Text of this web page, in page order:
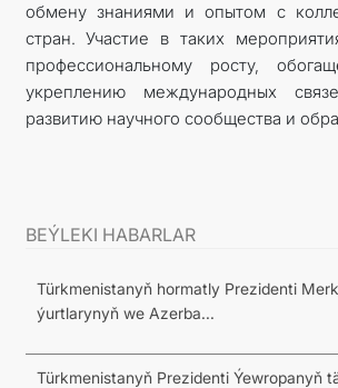
обмену знаниями и опытом с
стран. Участие в таких
профессиональному росту,
укреплению международных
развитию научного сообщества и
BEÝLEKI HABARLAR
Türkmenistanyň hormatly Prezidenti
ýurtlarynyň we Azerba...
Türkmenistanyň Prezidenti Ýewropanyň